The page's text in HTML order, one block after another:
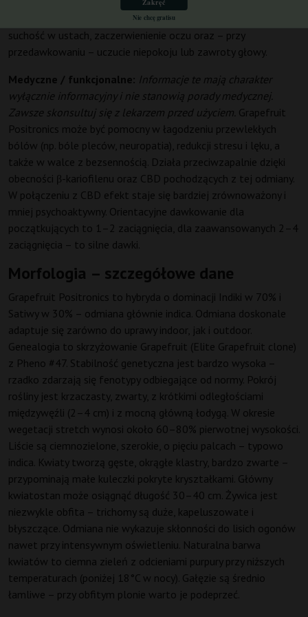
małych dawek. Do możliwych skutków ubocznych należą
suchość w ustach, zaczerwienienie oczu oraz – przy
przedawkowaniu – uczucie niepokoju lub zawroty głowy.
Medyczne / funkcjonalne: Informacje te mają charakter
wyłącznie informacyjny i nie stanowią porady medycznej.
Zawsze skonsultuj się z lekarzem przed użyciem. Grapefruit
Positronics może być pomocny w łagodzeniu przewlekłych
bólów (np. bóle pleców, neuropatia), redukcji stresu i lęku, a
także w walce z bezsennością. Działa przeciwzapalnie dzięki
obecności β-kariofilenu oraz CBD pochodzących z tej odmiany.
W połączeniu z CBD efekt staje się bardziej zrównoważony i
mniej psychoaktywny. Orientacyjne dawkowanie dla
początkujących to 1–2 zaciągnięcia, dla zaawansowanych 2–4
zaciągnięcia – to silne dawki.
Morfologia – szczegółowe dane
Grapefruit Positronics to hybryda o dominacji Indiki w 70% i
Satiwy w 30% – odmiana głównie indica. Odmiana doskonale
adaptuje się zarówno do uprawy indoor, jak i outdoor.
Genealogia to skrzyżowanie Grapefruit (Elite Grapefruit clone)
z Pheno #47. Stabilność genetyczna jest bardzo wysoka –
rzadko zdarzają się fenotypy odbiegające od normy. Pokrój
rośliny jest krzaczasty, zwarty, z krótkimi odległościami
międzywęźli (2–4 cm) i z mocną główną łodygą. W okresie
wegetacji stretch wynosi około 60–80% pierwotnej wysokości.
Liście są ciemnozielone, szerokie, o pięciu palcach – typowo
indica. Kwiaty tworzą gęste, okrągłe klastry, bardzo zwarte –
przypominają małe kuleczki pokryte kryształkami. Główny
kwiatostan może osiągnąć długość 30–40 cm. Żywica jest
niezwykle obfita – trichomy są duże, kapeluszowate i
błyszczące. Odmiana nie wykazuje skłonności do lisich ogonów
nawet przy intensywnym oświetleniu. Naturalna barwa
kwiatów to ciemna zieleń z odcieniami purpury przy niższych
temperaturach (poniżej 18°C w nocy). Gałęzie są średnio
łamliwe – przy obfitym plonie warto je podeprzeć.
Zakręć
Nie chcę gratisu